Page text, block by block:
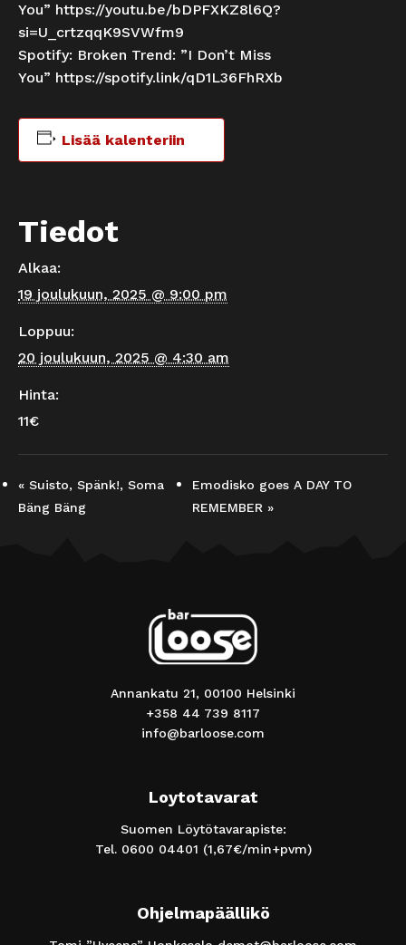
You” https://youtu.be/bDPFXKZ8l6Q?
si=U_crtzqqK9SVWfm9
Spotify: Broken Trend: ”I Don’t Miss
You” https://spotify.link/qD1L36FhRXb
Lisää kalenteriin
Tiedot
Alkaa:
19 joulukuun, 2025 @ 9:00 pm
Loppuu:
20 joulukuun, 2025 @ 4:30 am
Hinta:
11€
« Suisto, Spänk!, Soma
Bäng Bäng
Emodisko goes A DAY TO
REMEMBER »
Annankatu 21, 00100 Helsinki
+358 44 739 8117
info@barloose.com
Loytotavarat
Suomen Löytötavarapiste:
Tel. 0600 04401 (1,67€/min+pvm)
Ohjelmapäällikö